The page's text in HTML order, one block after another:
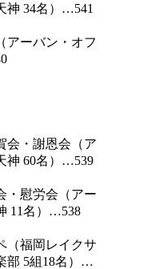
神 34名）…541
アーバン・オフ
会・謝恩会（ア
神 60名）…539
・慰労会（アー
11名）…538
（福岡レイクサ
部 5組18名）…